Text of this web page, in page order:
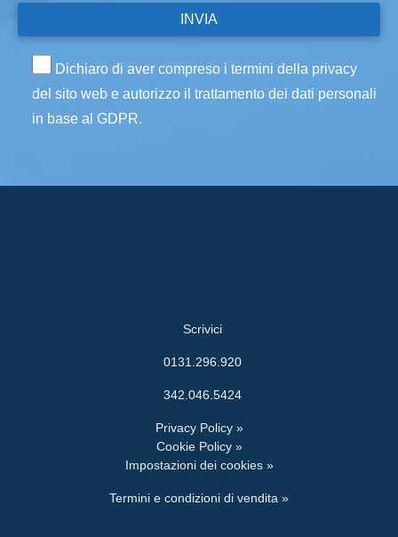
Dichiaro di aver compreso i termini della privacy
del sito web e autorizzo il trattamento dei dati personali
in base al GDPR.
Scrivici
0131.296.920
342.046.5424
Privacy Policy »
Cookie Policy »
Impostazioni dei cookies »
Termini e condizioni di vendita »